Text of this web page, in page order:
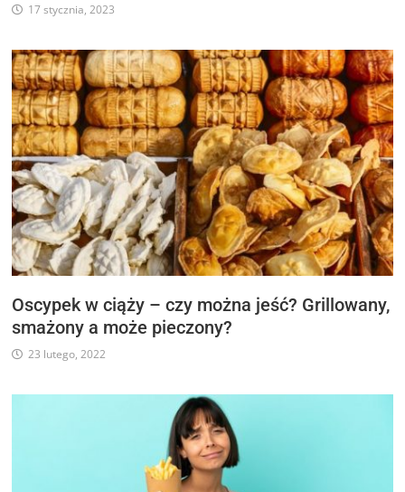
17 stycznia, 2023
Oscypek w ciąży – czy można jeść? Grillowany,
smażony a może pieczony?
23 lutego, 2022